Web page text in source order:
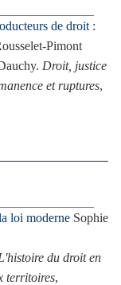
de droit :
Pimont
Droit, justice
et ruptures,
loi moderne Sophie
du droit en
territoires,